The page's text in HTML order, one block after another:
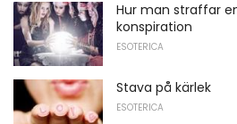
Hur man straffar
konspiration
ESOTERICA
Stava på kärlek
ESOTERICA